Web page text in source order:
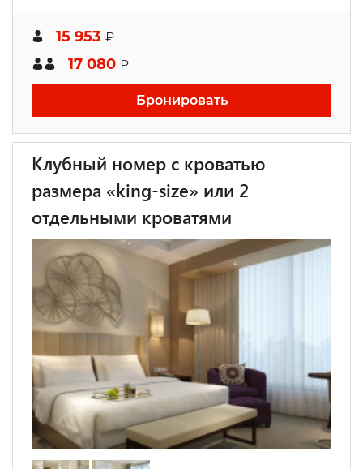
15 953 ₽
17 080 ₽
Бронировать
Клубный номер с кроватью
размера «king-size» или 2
отдельными кроватями